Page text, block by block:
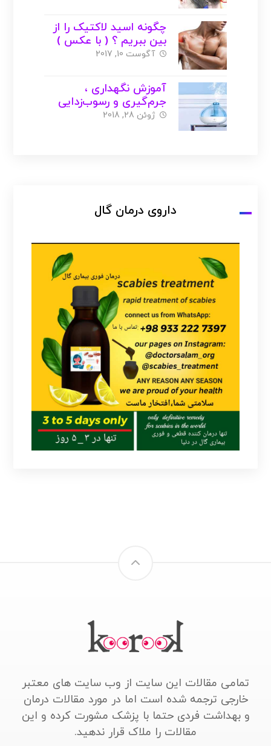
چگونه اسید لاکتیک را از
بین ببریم ؟ ( با عکس )
آگوست 10, 2017
آموزش نگهداری ،
جرم‌گیری و رسوب‌زدایی
بخور ( با عکس )
ژوئن 28, 2018
داروی درمان گال
تمامی مقالات این سایت از وب سایت های معتبر
خارجی ترجمه شده است اما در مورد مقالات درمان
و بهداشت فردی حتما با پزشک مشورت کرده و این
مقالات را ملاک قرار ندهید.